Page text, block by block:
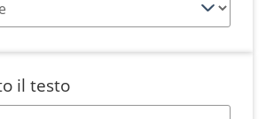
il testo